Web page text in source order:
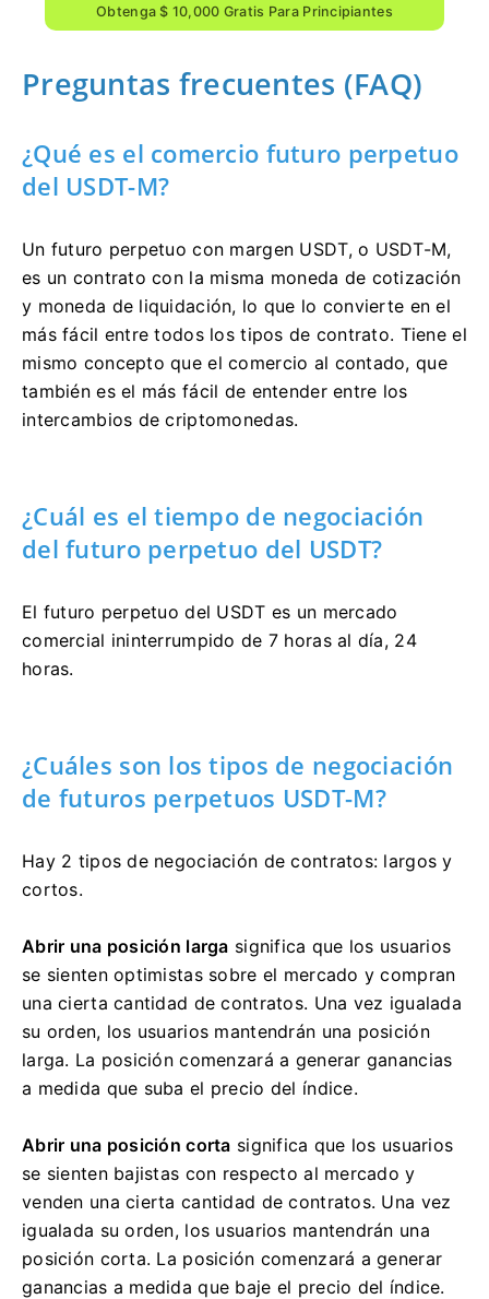
Obtenga $ 10,000 Gratis Para Principiantes
Preguntas frecuentes (FAQ)
¿Qué es el comercio futuro perpetuo
del USDT-M?
Un futuro perpetuo con margen USDT, o USDT-M,
es un contrato con la misma moneda de cotización
y moneda de liquidación, lo que lo convierte en el
más fácil entre todos los tipos de contrato. Tiene el
mismo concepto que el comercio al contado, que
también es el más fácil de entender entre los
intercambios de criptomonedas.
¿Cuál es el tiempo de negociación
del futuro perpetuo del USDT?
El futuro perpetuo del USDT es un mercado
comercial ininterrumpido de 7 horas al día, 24
horas.
¿Cuáles son los tipos de negociación
de futuros perpetuos USDT-M?
Hay 2 tipos de negociación de contratos: largos y
cortos.
Abrir una posición larga significa que los usuarios
se sienten optimistas sobre el mercado y compran
una cierta cantidad de contratos. Una vez igualada
su orden, los usuarios mantendrán una posición
larga. La posición comenzará a generar ganancias
a medida que suba el precio del índice.
Abrir una posición corta significa que los usuarios
se sienten bajistas con respecto al mercado y
venden una cierta cantidad de contratos. Una vez
igualada su orden, los usuarios mantendrán una
posición corta. La posición comenzará a generar
ganancias a medida que baje el precio del índice.